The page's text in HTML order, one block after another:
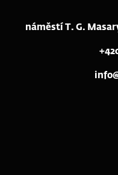
náměstí T. G.